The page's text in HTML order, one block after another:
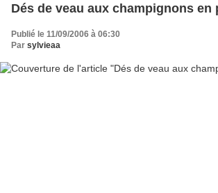
Dés de veau aux champignons en
Publié le 11/09/2006 à 06:30
Par sylvieaa